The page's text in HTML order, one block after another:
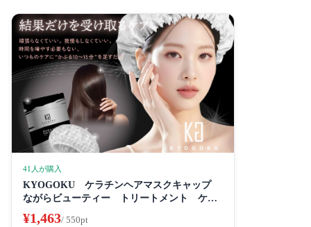
41人が購入
KYOGOKU ケラチンヘアマスクキャップ
ながらビューティー トリートメント ケラ
チン 保湿
¥1,463/ 550pt